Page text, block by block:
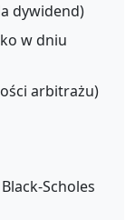
dywidend)
w dniu
arbitrażu)
Scholes